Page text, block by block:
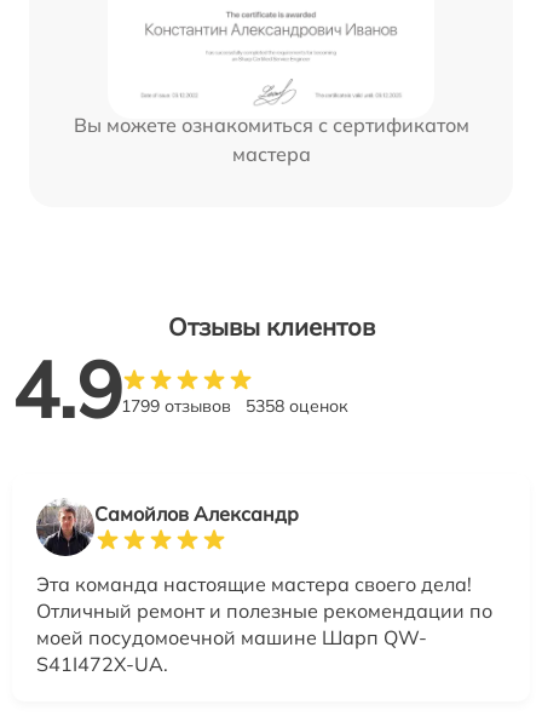
Вы можете ознакомиться с сертификатом
мастера
Отзывы клиентов
4.91799 отзывов 5358 оценок
Самойлов Александр
Эта команда настоящие мастера своего дела!
Отличный ремонт и полезные рекомендации по
моей посудомоечной машине Шарп QW-
S41I472X-UA.